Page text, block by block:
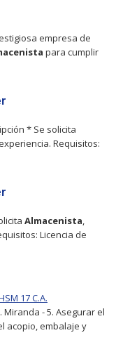
empresa de
para cumplir
* Se solicita
Requisitos:
Almacenista
Licencia de
17 C.A.
Miranda - 5. Asegurar el
acopio, embalaje y